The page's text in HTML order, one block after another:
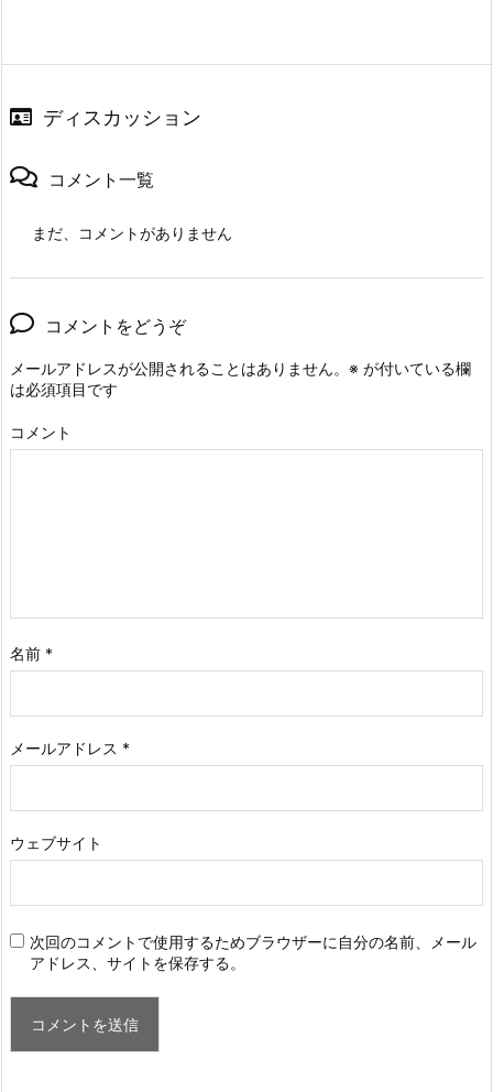
ディスカッション
コメント一覧
まだ、コメントがありません
コメントをどうぞ
メールアドレスが公開されることはありません。 ※ が付いている欄
は必須項目です
コメント
名前 *
メールアドレス *
ウェブサイト
次回のコメントで使用するためブラウザーに自分の名前、メール
アドレス、サイトを保存する。